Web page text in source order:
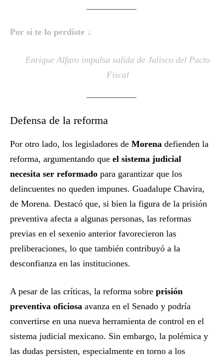
Por sí te lo perdiste ↓
Enrique Alfaro impulsa salida de Jalisco del Pacto
Fiscal
Defensa de la reforma
Por otro lado, los legisladores de Morena defienden la
reforma, argumentando que el sistema judicial
necesita ser reformado para garantizar que los
delincuentes no queden impunes. Guadalupe Chavira,
de Morena. Destacó que, si bien la figura de la prisión
preventiva afecta a algunas personas, las reformas
previas en el sexenio anterior favorecieron las
preliberaciones, lo que también contribuyó a la
desconfianza en las instituciones.
A pesar de las críticas, la reforma sobre prisión
preventiva oficiosa avanza en el Senado y podría
convertirse en una nueva herramienta de control en el
sistema judicial mexicano. Sin embargo, la polémica y
las dudas persisten, especialmente en torno a los